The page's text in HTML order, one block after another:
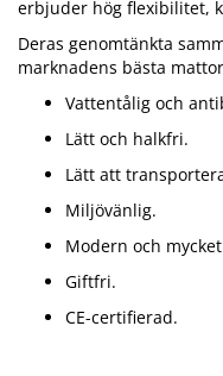
erbjuder hög flexibilitet,
Deras genomtänkta
marknadens bästa
Vattentålig och
Lätt och halkfri.
Lätt att
Miljövänlig.
Modern och
Giftfri.
CE-certifierad.